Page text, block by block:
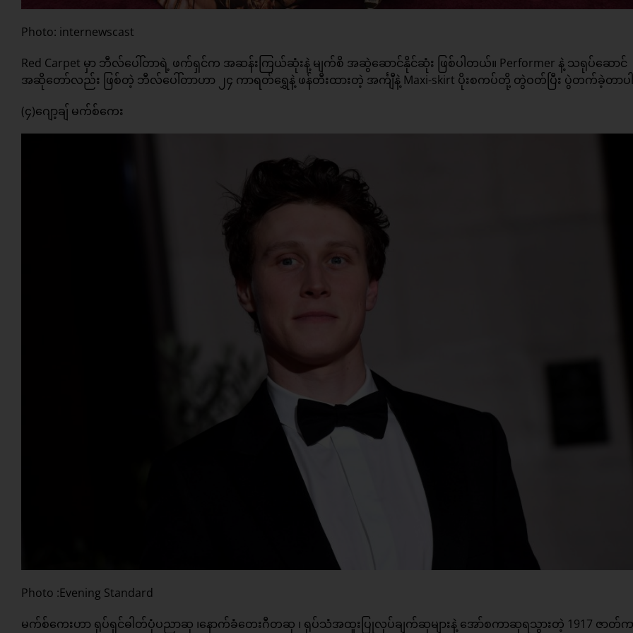
Photo: internewscast
Red Carpet မှာ ဘီလ်ပေါ်တာရဲ့ ဖက်ရှင်က အဆန်းကြယ်ဆုံးနဲ့ မျက်စိ အဆွဲဆောင်နိုင်ဆုံး ဖြစ်ပါတယ်။ Performer နဲ့ သရုပ်ဆောင်
အဆိုတော်လည်း ဖြစ်တဲ့ ဘီလ်ပေါ်တာဟာ ၂၄ ကာရတ်ရွှေနဲ့ ဖန်တီးထားတဲ့ အင်္ကျီနဲ့ Maxi-skirt ပိုးစကပ်တို့ တွဲဝတ်ပြီး ပွဲတက်ခဲ့တာပ
(၄)ဂျော့ချ် မက်စ်ကေး
Photo :Evening Standard
မက်စ်ကေးဟာ ရုပ်ရှင်ဓါတ်ပုံပညာဆု ၊နောက်ခံတေးဂီတဆု ၊ ရုပ်သံအထူးပြုလုပ်ချက်ဆုများနဲ့ အော်စကာဆုရသွားတဲ့ 1917 ဇာတ်က